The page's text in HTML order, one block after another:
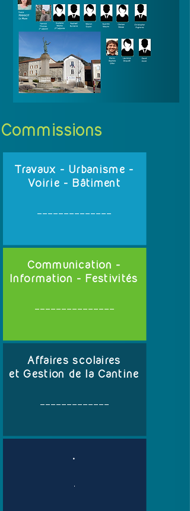
Commissions
Travaux - Urbanisme -
Voirie - Bâtiment
______________
Communication -
Information - Festivités
_______________
Affaires scolaires
et Gestion de la Cantine
_____________
.
.